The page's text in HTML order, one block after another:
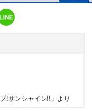
!サンシャイン!!」より